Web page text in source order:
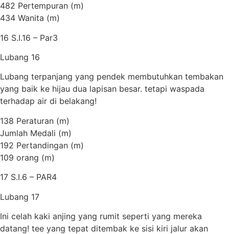
482 Pertempuran (m)
434 Wanita (m)
16 S.I.16 – Par3
Lubang 16
Lubang terpanjang yang pendek membutuhkan tembakan
yang baik ke hijau dua lapisan besar. tetapi waspada
terhadap air di belakang!
138 Peraturan (m)
Jumlah Medali (m)
192 Pertandingan (m)
109 orang (m)
17 S.I.6 – PAR4
Lubang 17
Ini celah kaki anjing yang rumit seperti yang mereka
datang! tee yang tepat ditembak ke sisi kiri jalur akan